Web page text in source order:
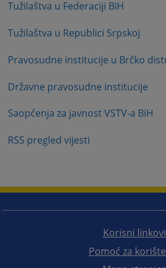
Tužilaštva u Federaciji BiH
Tužilaštva u Republici Srpskoj
Pravosudne institucije u Brčko
Državne pravosudne institucije
Saopćenja za javnost VSTV-a BiH
RSS pregled vijesti
Korisni linkovi
Pomoć za